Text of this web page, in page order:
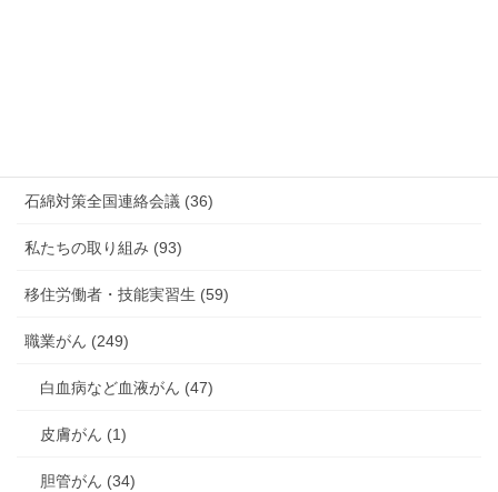
石綿対策全国連絡会議 (36)
私たちの取り組み (93)
移住労働者・技能実習生 (59)
職業がん (249)
白血病など血液がん (47)
皮膚がん (1)
胆管がん (34)